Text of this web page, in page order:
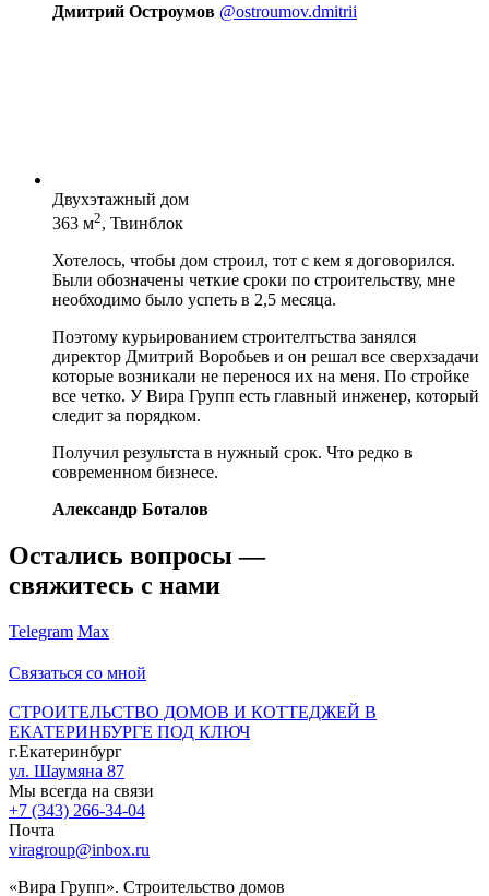
Дмитрий Остроумов @ostroumov.dmitrii
Двухэтажный дом
363 м2, Твинблок
Хотелось, чтобы дом строил, тот с кем я договорился.
Были обозначены четкие сроки по строительству, мне
необходимо было успеть в 2,5 месяца.
Поэтому курьированием строителтьства занялся
директор Дмитрий Воробьев и он решал все сверхзадачи
которые возникали не перенося их на меня. По стройке
все четко. У Вира Групп есть главный инженер, который
следит за порядком.
Получил результста в нужный срок. Что редко в
современном бизнесе.
Александр Боталов
Остались вопросы —
свяжитесь с нами
Telegram Max
Связаться со мной
СТРОИТЕЛЬСТВО ДОМОВ И КОТТЕДЖЕЙ В
ЕКАТЕРИНБУРГЕ ПОД КЛЮЧ
г.Екатеринбург
ул. Шаумяна 87
Мы всегда на связи
+7 (343) 266-34-04
Почта
viragroup@inbox.ru
«Вира Групп». Строительство домов